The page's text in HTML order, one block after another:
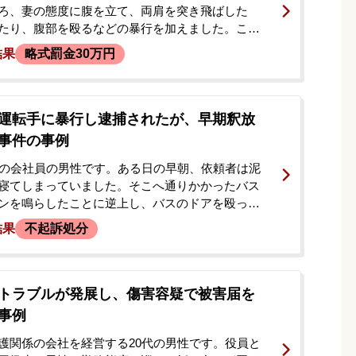
、妻の態度に腹を立て、両肩を突き飛ばした
り、腹部を殴るなどの暴行を加えました。この
は全治約2週間の左肋骨骨折および腹部打撲の傷
。家から出た妻が助けを求めたことで近所の人
、依頼者は警察官によって逮捕されました。逮
後、依頼者の父母から「息子が逮捕されたが詳
らない。会社員なので早く身柄を解放してほし
へ相談の連絡がありました。
果 略式罰金30万円
転手に暴行し逮捕されたが、早期釈放
件の事例
会社員の男性です。ある日の早朝、依頼者は泥
てしまっていました。そこへ通りかかったバス
を鳴らしたことに逆上し、バスのドアを殴って
バスの運転手の頭部を複数回殴るなどの暴行を
の場で乗客に取り押さえられ、駆けつけた警察
疑で現行犯逮捕されました。<br /> 逮捕の連絡
は、今後の手続きの流れや、息子がどうなって
心配され、今後の対応について相談したいと当
をくださいました。弁護士が状況を伺い、すぐ
る必要があると判断し、即日でご依頼いただく
た。
果 不起訴処分
ラブルが発展し、傷害容疑で被害届を
例
関係の会社を経営する20代の男性です。役員と